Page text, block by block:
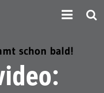
schon bald!